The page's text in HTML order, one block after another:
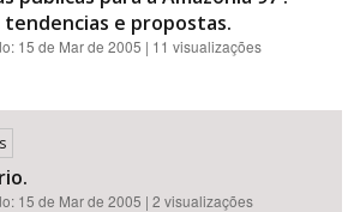
tendencias e propostas.
15 de Mar de 2005 | 11 visualizações
15 de Mar de 2005 | 2 visualizações